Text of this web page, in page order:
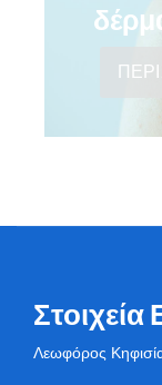
Στοιχεία
Λεωφόρος